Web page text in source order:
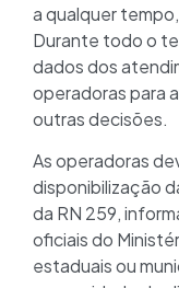
a qualquer
Durante todo o
dados dos
operadoras para
outras decisões.
As operadoras
disponibilização
da RN 259,
oficiais do
estaduais ou